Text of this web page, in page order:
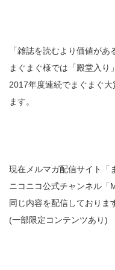
「雑誌を読むより価値があ
まぐまぐ様では「殿堂入り
2017年度連続でまぐまぐ
ます。
現在メルマガ配信サイト「
ニコニコ公式チャンネル「
同じ内容を配信しておりま
(一部限定コンテンツあり)